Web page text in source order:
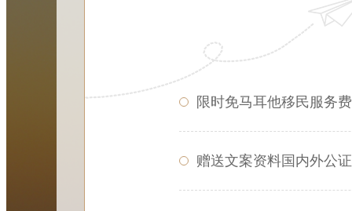
限时免马耳他移民服务费
赠送文案资料国内外公